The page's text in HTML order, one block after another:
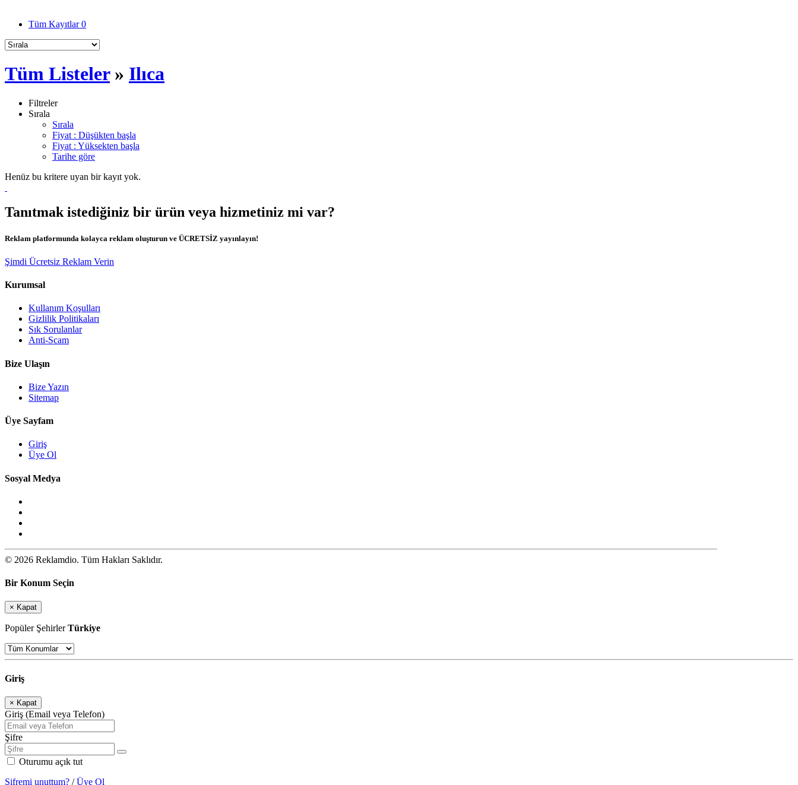
Tüm Kayıtlar0
Tüm Listeler» Ilıca
Filtreler
Sırala
Sırala
Fiyat : Düşükten başla
Fiyat : Yüksekten başla
Tarihe göre
Henüz bu kritere uyan bir kayıt yok.
Tanıtmak istediğiniz bir ürün veya hizmetiniz mi var?
Reklam platformunda kolayca reklam oluşturun ve ÜCRETSİZ yayınlayın!
Şimdi Ücretsiz Reklam Verin
Kurumsal
Kullanım Koşulları
Gizlilik Politikaları
Sık Sorulanlar
Anti-Scam
Bize Ulaşın
Bize Yazın
Sitemap
Üye Sayfam
Giriş
Üye Ol
Sosyal Medya
© 2026 Reklamdio. Tüm Hakları Saklıdır.
Bir Konum Seçin
× Kapat
Popüler ŞehirlerTürkiye
Giriş
× Kapat
Giriş (Email veya Telefon)
Şifre
Oturumu açık tut
Şifremi unuttum? /Üye Ol